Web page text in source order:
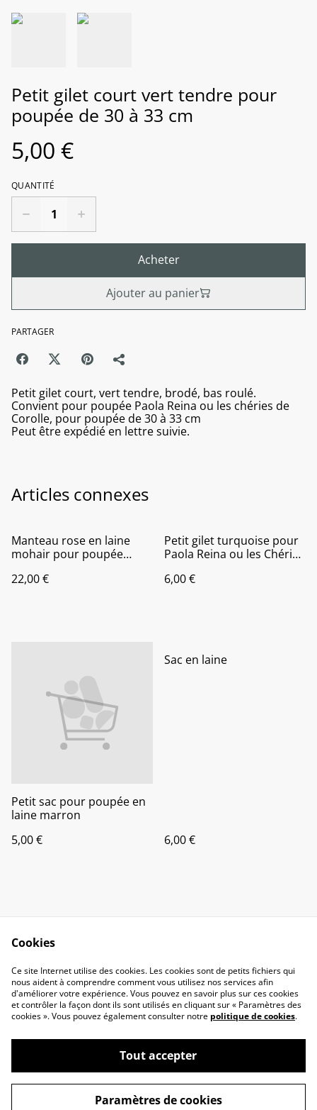
Petit gilet court vert tendre pour
poupée de 30 à 33 cm
5,00 €
QUANTITÉ
Acheter
Ajouter au panier
PARTAGER
Petit gilet court, vert tendre, brodé, bas roulé.
Convient pour poupée Paola Reina ou les chéries de
Corolle, pour poupée de 30 à 33 cm
Peut être expédié en lettre suivie.
Articles connexes
Manteau rose en laine
mohair pour poupée
de Corolle
22,00 €
Petit gilet turquoise pour
Paola Reina ou les Chéries
6,00 €
Petit sac pour poupée en
laine marron
5,00 €
Sac en laine
6,00 €
Contactez-nous
Conditions
Politique de
confidentialité
Politique de cookies
liens
©2026Vêtements de poupées-Graines de poupées
Cookies
Ce site Internet utilise des cookies. Les cookies sont de petits fichiers qui
nous aident à comprendre comment vous utilisez nos services afin
d'améliorer votre expérience. Vous pouvez en savoir plus sur ces cookies
et contrôler la façon dont ils sont utilisés en cliquant sur « Paramètres des
cookies ». Vous pouvez également consulter notre politique de cookies.
Tout accepter
Paramètres de cookies